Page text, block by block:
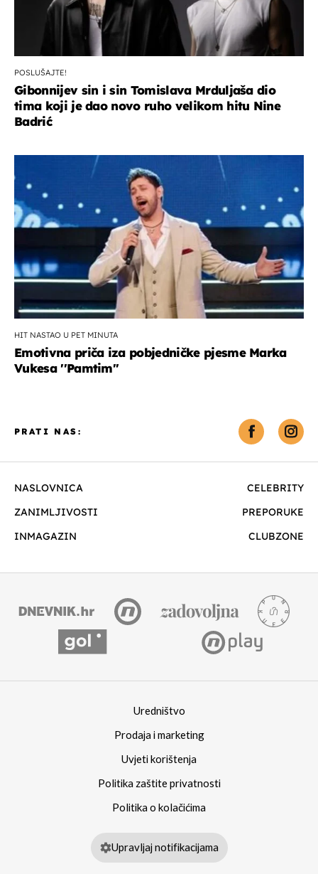
POSLUŠAJTE!
Gibonnijev sin i sin Tomislava Mrduljaša dio
tima koji je dao novo ruho velikom hitu Nine
Badrić
HIT NASTAO U PET MINUTA
Emotivna priča iza pobjedničke pjesme Marka
Vukesa ''Pamtim''
NASLOVNICA
CELEBRITY
ZANIMLJIVOSTI
PREPORUKE
INMAGAZIN
CLUBZONE
PRATI NAS:
Uredništvo
Prodaja i marketing
Uvjeti korištenja
Politika zaštite privatnosti
Politika o kolačićima
Upravljaj notifikacijama